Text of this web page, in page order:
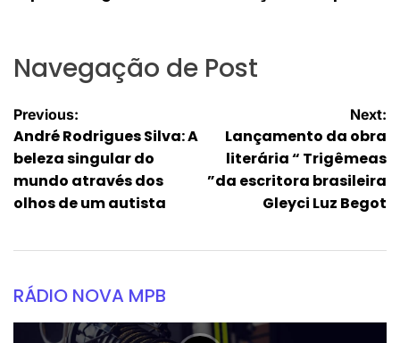
Navegação de Post
Previous:
André Rodrigues Silva: A
beleza singular do
mundo através dos
olhos de um autista
Next:
Lançamento da obra
literária “ Trigêmeas
”da escritora brasileira
Gleyci Luz Begot
RÁDIO NOVA MPB